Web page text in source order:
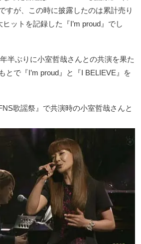
すが、この時に披露したのは累計売り
ヒットを記録した『I’m proud』でし
半ぶりに小室哲哉さんとの共演を果た
とで『I’m proud』と『I BELIEVE』を
歌謡祭』で共演時の小室哲哉さんと